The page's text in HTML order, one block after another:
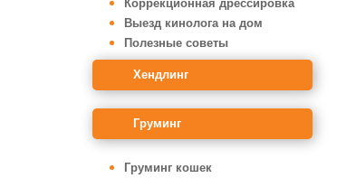
Коррекционная дрессировка
Выезд кинолога на дом
Полезные советы
Хендлинг
Груминг
Груминг кошек